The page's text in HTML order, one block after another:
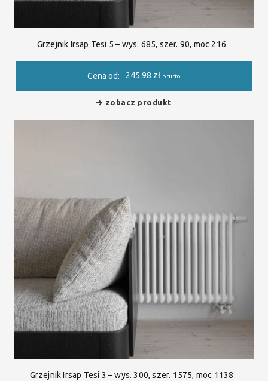
Grzejnik Irsap Tesi 5 – wys. 685, szer. 90, moc 216
Cena od: 245.98 zł brutto
zobacz produkt
Grzejnik Irsap Tesi 3 – wys. 300, szer. 1575, moc 1138